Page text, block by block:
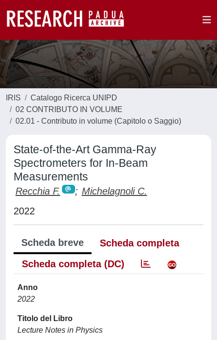
IRIS
Catalogo Ricerca UNIPD
02 CONTRIBUTO IN VOLUME
02.01 - Contributo in volume (Capitolo o Saggio)
State-of-the-Art Gamma-Ray
Spectrometers for In-Beam
Measurements
Recchia F. ; Michelagnoli C.
2022
Scheda breve
Scheda completa
Scheda completa (DC)
Anno
2022
Titolo del Libro
Lecture Notes in Physics